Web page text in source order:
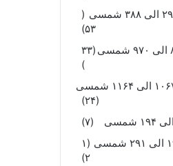
(
۵۳)
(۳۳
)
(۲۴)
(۷)
(۱
۲)